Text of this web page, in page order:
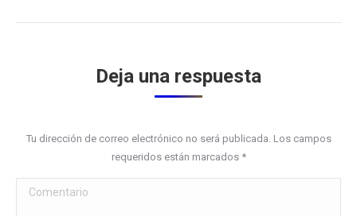
Deja una respuesta
Tu dirección de correo electrónico no será publicada. Los campos
requeridos están marcados *
Comentario